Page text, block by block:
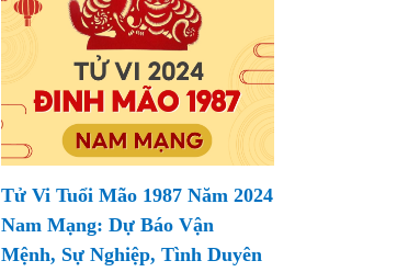
Tử Vi Tuổi Mão 1987 Năm 2024
Nam Mạng: Dự Báo Vận
Mệnh, Sự Nghiệp, Tình Duyên